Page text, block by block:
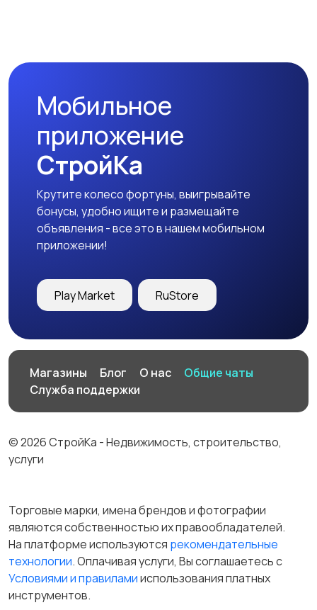
Мобильное
приложение
СтройКа
Крутите колесо фортуны, выигрывайте
бонусы, удобно ищите и размещайте
объявления - все это в нашем мобильном
приложении!
Play Market RuStore
Магазины Блог О нас
Общие чаты
Служба поддержки
© 2026 СтройКа - Недвижимость, строительство,
услуги
Торговые марки, имена брендов и фотографии
являются собственностью их правообладателей.
На платформе используются рекомендательные
технологии. Оплачивая услуги, Вы соглашаетесь c
Условиями и правиламииспользования платных
инструментов.